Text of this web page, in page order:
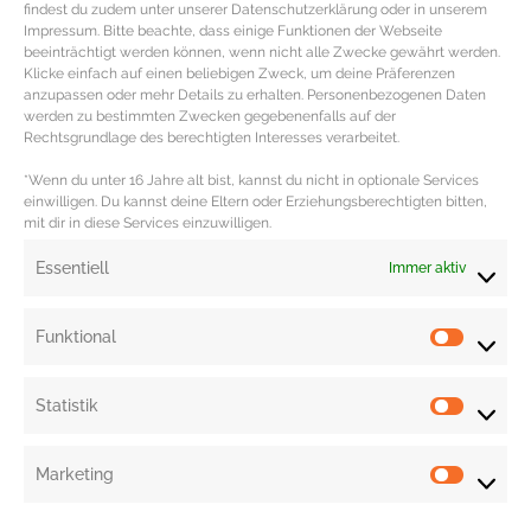
findest du zudem unter unserer Datenschutzerklärung oder in unserem
Impressum. Bitte beachte, dass einige Funktionen der Webseite
beeinträchtigt werden können, wenn nicht alle Zwecke gewährt werden.
Klicke einfach auf einen beliebigen Zweck, um deine Präferenzen
anzupassen oder mehr Details zu erhalten. Personenbezogenen Daten
werden zu bestimmten Zwecken gegebenenfalls auf der
Rechtsgrundlage des berechtigten Interesses verarbeitet.
*Wenn du unter 16 Jahre alt bist, kannst du nicht in optionale Services
einwilligen. Du kannst deine Eltern oder Erziehungsberechtigten bitten,
mit dir in diese Services einzuwilligen.
Essentiell Immer aktiv
Funktional
Statistik
Marketing
REZEPT – Ceviche mit Wolfsbarsch,
Ceviche Rezept mit Wolfsbarsch, Lachs & Avocado
mit rohmariniertem Fisch 250 g Wolfsbarsch –
MEHR DAZU »